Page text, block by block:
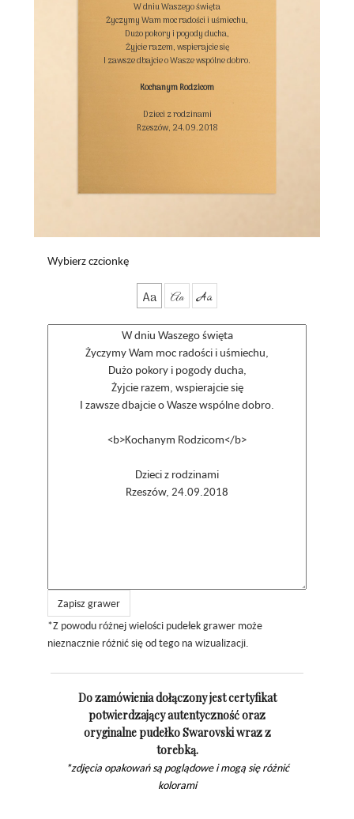
W dniu Waszego święta
Życzymy Wam moc radości i uśmiechu,
Dużo pokory i pogody ducha,
Żyjcie razem, wspierajcie się
I zawsze dbajcie o Wasze wspólne dobro.
Kochanym Rodzicom
Dzieci z rodzinami
Rzeszów, 24.09.2018
Wybierz czcionkę
Aa Aa Aa
Zapisz grawer
*Z powodu różnej wielości pudełek grawer może
nieznacznie różnić się od tego na wizualizacji.
Do zamówienia dołączony jest certyfikat
potwierdzający autentyczność oraz
oryginalne pudełko Swarovski wraz z
torebką.
*zdjęcia opakowań są poglądowe i mogą się różnić
kolorami